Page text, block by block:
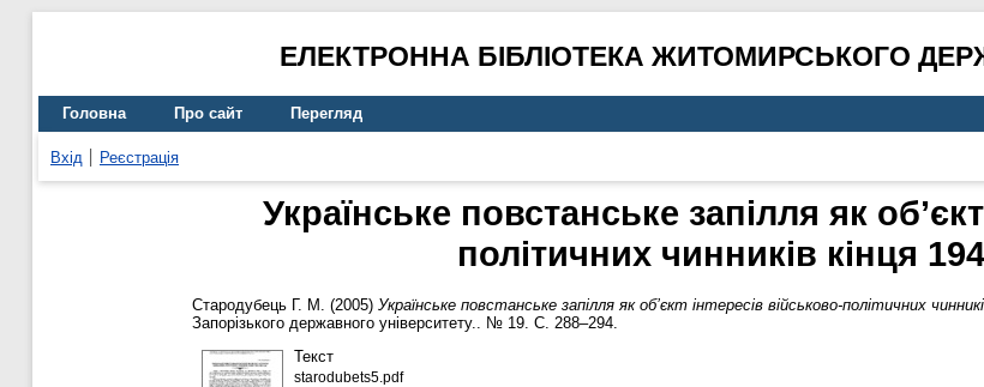
ЕЛЕКТРОННА БІБЛІОТЕКА ЖИТОМИРСЬКОГО
Головна Про сайт Перегляд
Вхід Реєстрація
Українське повстанське запілля як
політичних чинників кінця
Стародубець Г. М. (2005) Українське повстанське запілля як об’єкт інтересів військово-політичних
Запорізького державного університету.. № 19. С. 288–294.
Текст
starodubets5.pdf